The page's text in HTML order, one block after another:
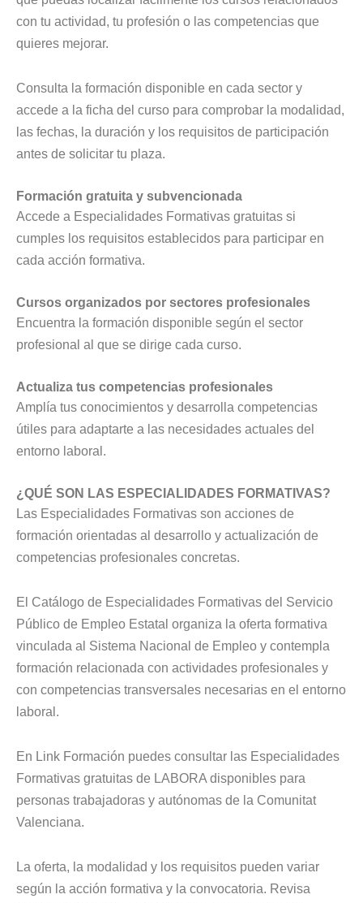
con tu actividad, tu profesión o las competencias que
quieres mejorar.
Consulta la formación disponible en cada sector y
accede a la ficha del curso para comprobar la modalidad,
las fechas, la duración y los requisitos de participación
antes de solicitar tu plaza.
Formación gratuita y subvencionada
Accede a Especialidades Formativas gratuitas si
cumples los requisitos establecidos para participar en
cada acción formativa.
Cursos organizados por sectores profesionales
Encuentra la formación disponible según el sector
profesional al que se dirige cada curso.
Actualiza tus competencias profesionales
Amplía tus conocimientos y desarrolla competencias
útiles para adaptarte a las necesidades actuales del
entorno laboral.
¿QUÉ SON LAS ESPECIALIDADES FORMATIVAS?
Las Especialidades Formativas son acciones de
formación orientadas al desarrollo y actualización de
competencias profesionales concretas.
El Catálogo de Especialidades Formativas del Servicio
Público de Empleo Estatal organiza la oferta formativa
vinculada al Sistema Nacional de Empleo y contempla
formación relacionada con actividades profesionales y
con competencias transversales necesarias en el entorno
laboral.
En Link Formación puedes consultar las Especialidades
Formativas gratuitas de LABORA disponibles para
personas trabajadoras y autónomas de la Comunitat
Valenciana.
La oferta, la modalidad y los requisitos pueden variar
según la acción formativa y la convocatoria. Revisa